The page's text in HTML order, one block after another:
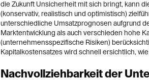
die Zukunft Unsicherheit mit sich bringt, kann
(konservativ, realistisch und optimistisch)
unterschiedliche Umsatzprognosen aufgrund
Marktentwicklung als auch verschieden hohe
(unternehmensspezifische Risiken)
Kapitalkostensatzes wird schnell ersichtlich,
Nachvollziehbarkeit der